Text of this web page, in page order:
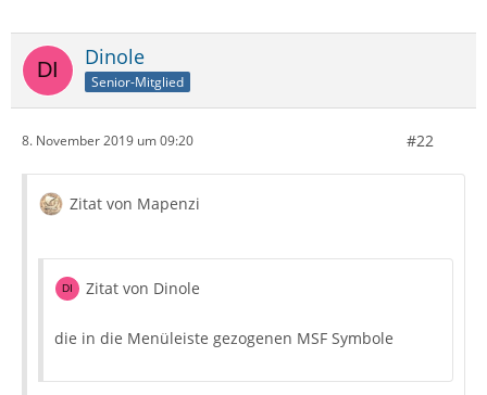
Dinole
Senior-Mitglied
8. November 2019 um 09:20 #22
Zitat von Mapenzi
Zitat von Dinole
die in die Menüleiste gezogenen MSF Symbole